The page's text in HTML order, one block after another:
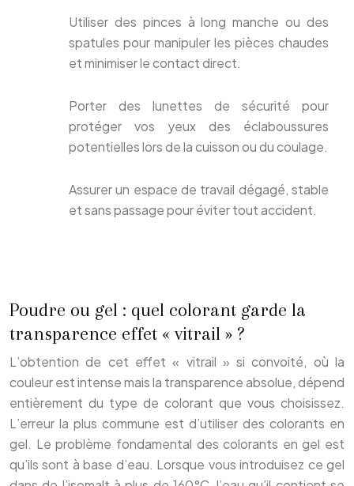
Utiliser des pinces à long manche ou des
spatules pour manipuler les pièces chaudes
et minimiser le contact direct.
Porter des lunettes de sécurité pour
protéger vos yeux des éclaboussures
potentielles lors de la cuisson ou du coulage.
Assurer un espace de travail dégagé, stable
et sans passage pour éviter tout accident.
Poudre ou gel : quel colorant garde la
transparence effet « vitrail » ?
L’obtention de cet effet « vitrail » si convoité, où la
couleur est intense mais la transparence absolue, dépend
entièrement du type de colorant que vous choisissez.
L’erreur la plus commune est d’utiliser des colorants en
gel. Le problème fondamental des colorants en gel est
qu’ils sont à base d’eau. Lorsque vous introduisez ce gel